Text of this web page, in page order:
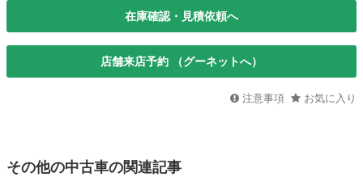
在庫確認・見積依頼へ
店舗来店予約 （グーネットへ）
注意事項 お気に入り
その他の中古車の関連記事